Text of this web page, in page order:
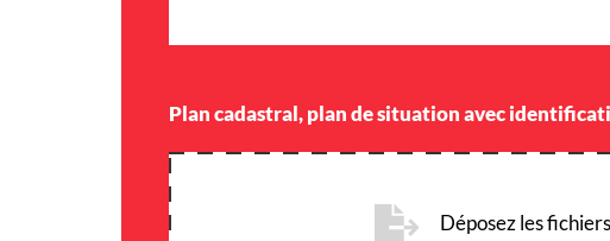
Plan cadastral, plan de situation avec
Déposez les